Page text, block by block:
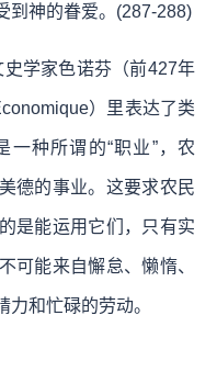
到神的眷爱。(287-288)
学家色诺芬（前427年
）里表达了类
种所谓的“职业”，农
德的事业。这要求农民
是能运用它们，只有实
可能来自懈怠、懒惰、
和忙碌的劳动。